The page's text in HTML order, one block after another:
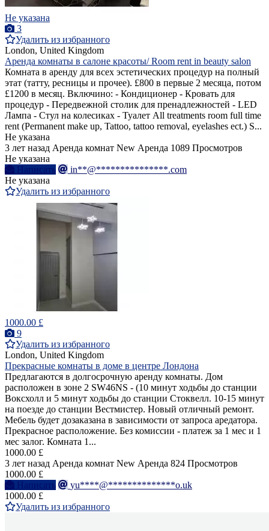
Не указана
3
Удалить из избранного
London, United Kingdom
Аренда комнаты в салоне красоты/ Room rent in beauty salon
Комната в аренду для всех эстетических процедур на полный
этат (татту, ресницы и прочее). £800 в первые 2 месяца, потом
£1200 в месяц. Включино: - Кондиционер - Кровать для
процедур - Передвежной столик для пренадлежностей - LED
Лампа - Стул на колесиках - Туалет All treatments room full time
rent (Permanent make up, Tattoo, tattoo removal, eyelashes ect.) S...
Не указана
3 лет назад Аренда комнат New Аренда 1089 Просмотров
Не указана
Написать
in**@***************.com
Не указана
Удалить из избранного
1000.00 £
9
Удалить из избранного
London, United Kingdom
Прекрасные комнаты в доме в центре Лондона
Предлагаются в долгосрочную аренду комнаты. Дом
расположен в зоне 2 SW46NS - (10 минут ходьбы до станции
Воксхолл и 5 минут ходьбы до станции Стоквелл. 10-15 минут
на поезде до станции Вестмистер. Новый отличный ремонт.
Мебель будет дозаказана в зависимости от запроса аредатора.
Прекрасное расположение. Без комиссии - платеж за 1 мес и 1
мес залог. Комната 1...
1000.00 £
3 лет назад Аренда комнат New Аренда 824 Просмотров
1000.00 £
Написать
yu****@**************o.uk
1000.00 £
Удалить из избранного